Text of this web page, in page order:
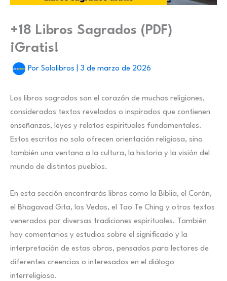
+18 Libros Sagrados (PDF)
¡Gratis!
Por Sololibros 3 de marzo de 2026
Los libros sagrados son el corazón de muchas religiones,
considerados textos revelados o inspirados que contienen
enseñanzas, leyes y relatos espirituales fundamentales.
Estos escritos no solo ofrecen orientación religiosa, sino
también una ventana a la cultura, la historia y la visión del
mundo de distintos pueblos.
En esta sección encontrarás libros como la Biblia, el Corán,
el Bhagavad Gita, los Vedas, el Tao Te Ching y otros textos
venerados por diversas tradiciones espirituales. También
hay comentarios y estudios sobre el significado y la
interpretación de estas obras, pensados para lectores de
diferentes creencias o interesados en el diálogo
interreligioso.